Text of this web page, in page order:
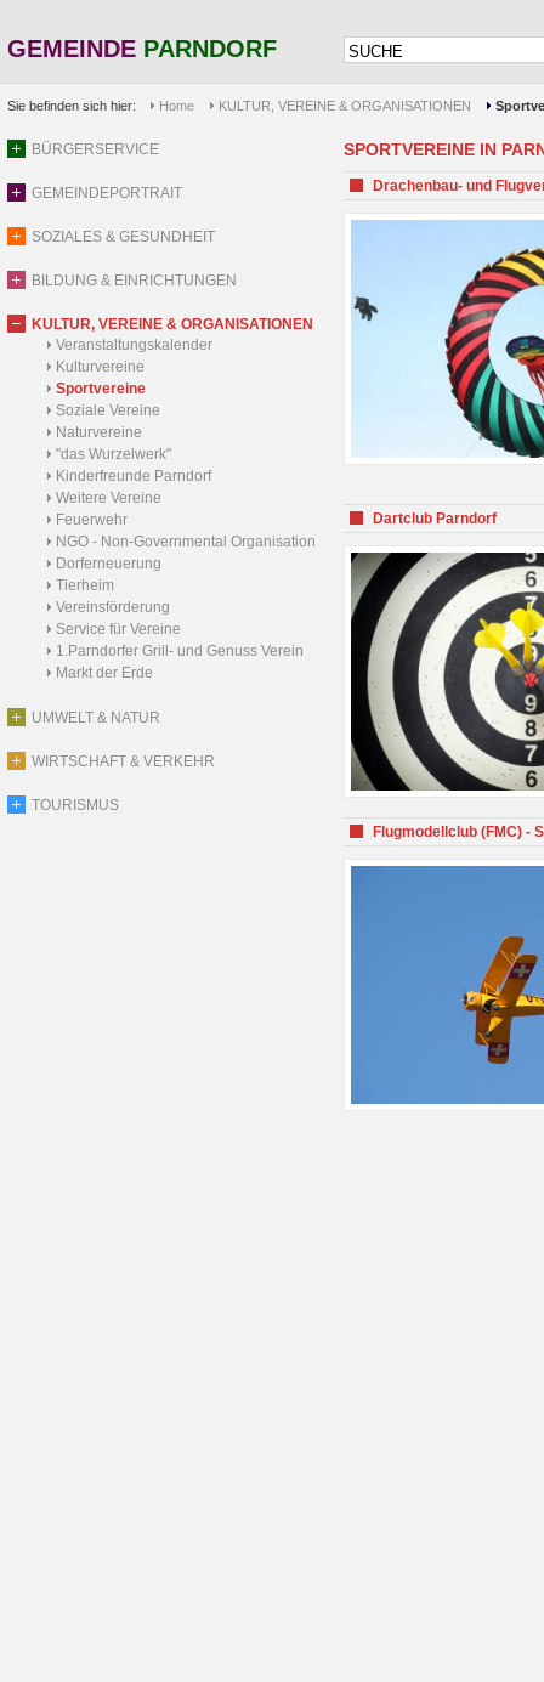
GEMEINDE PARNDORF
Sie befinden sich hier: Home KULTUR, VEREINE & ORGANISATIONEN
BÜRGERSERVICE
GEMEINDEPORTRAIT
SOZIALES & GESUNDHEIT
BILDUNG & EINRICHTUNGEN
KULTUR, VEREINE & ORGANISATIONEN
Veranstaltungskalender
Kulturvereine
Sportvereine
Soziale Vereine
Naturvereine
"das Wurzelwerk"
Kinderfreunde Parndorf
Weitere Vereine
Feuerwehr
NGO - Non-Governmental Organisation
Dorferneuerung
Tierheim
Vereinsförderung
Service für Vereine
1.Parndorfer Grill- und Genuss Verein
Markt der Erde
UMWELT & NATUR
WIRTSCHAFT & VERKEHR
TOURISMUS
SPORTVEREINE IN
Drachenbau- und
Dartclub Parndorf
Flugmodellclub (FMC) -